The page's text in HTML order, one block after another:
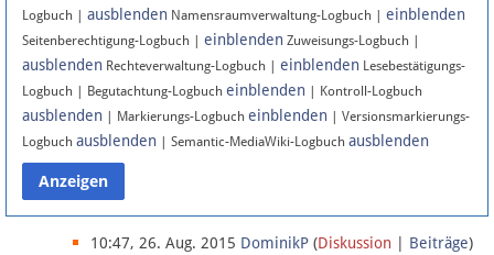
Instagram
Anmelden
Datenschutz
Über Lobbypedia
Logbuch | ausblenden Namensraumverwaltung-Logbuch | einblenden
Seitenberechtigung-Logbuch | einblenden Zuweisungs-Logbuch |
ausblenden Rechteverwaltung-Logbuch | einblenden Lesebestätigungs-
Logbuch | Begutachtung-Logbuch einblenden | Kontroll-Logbuch
ausblenden | Markierungs-Logbuch einblenden | Versionsmarkierungs-
Logbuch ausblenden | Semantic-MediaWiki-Logbuch ausblenden
10:47, 26. Aug. 2015 DominikP (Diskussion Beiträge)